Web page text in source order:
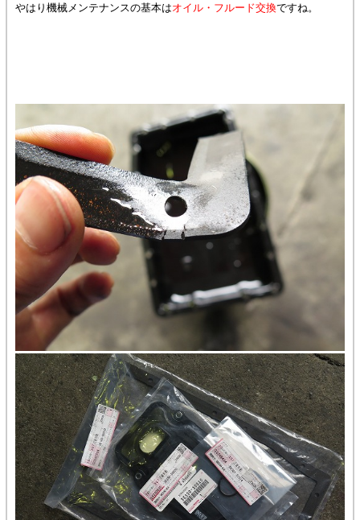
やはり機械メンテナンスの基本はオイル・フルード交換ですね。